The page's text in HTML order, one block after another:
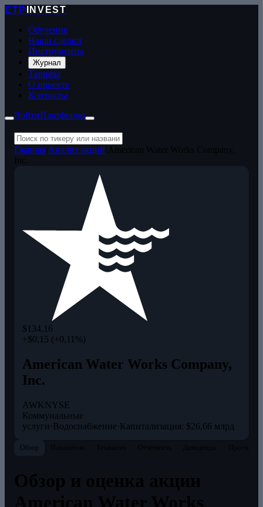
ETP
INVEST
Обучение
Наши сделки
Инструменты
Журнал
Тарифы
О проекте
Контакты
ВойтиПлатформа
Главная Анализ акций
$134,16
+$0,15 (+0,11%)
American Water Works Company,
Inc.
AWKNYSE
Коммунальные
услуги·Водоснабжение·Капитализация: $26,66 млрд
Обзор